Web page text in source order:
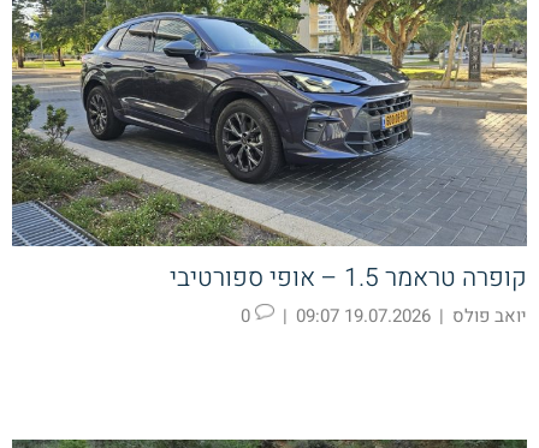
קופרה טראמר 1.5 – אופי ספורטיבי
יואב פולס |
19.07.2026 09:07
|